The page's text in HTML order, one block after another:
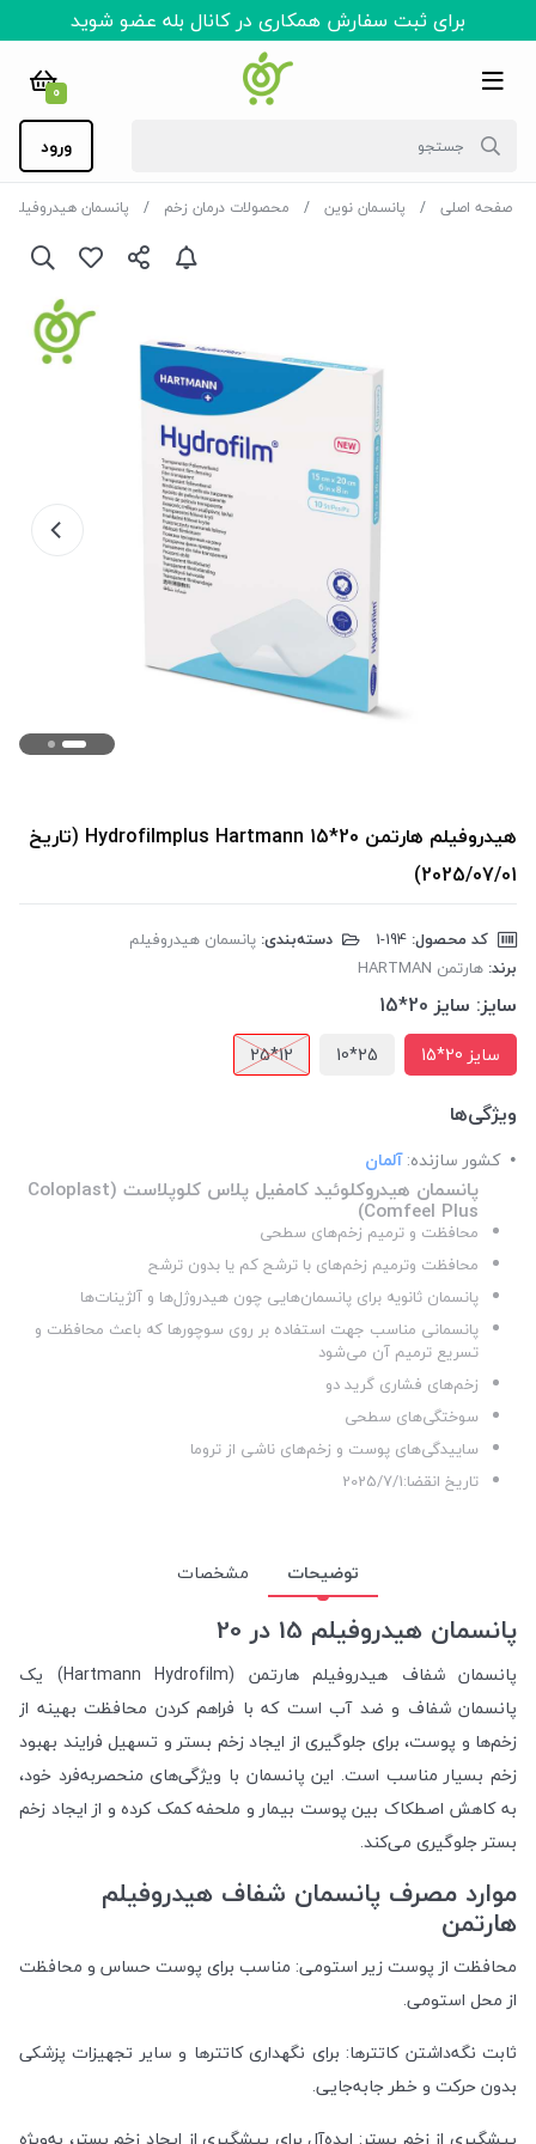
برای ثبت سفارش همکاری در کانال بله عضو شوید
0
ورود
صفحه اصلی پانسمان نوین محصولات درمان زخم پانسمان هیدروفیلم
هیدروفیلم هارتمن Hydrofilmplus Hartmann 15*20 (تاریخ
2025/07/01)
کد محصول: دسته‌بندی: پانسمان هیدروفیلم
برند: هارتمن HARTMAN
سایز: سایز 20*15
سایز 20*15 25*10
12*25
ویژگی‌ها
کشور سازنده: آلمان
پانسمان هیدروکلوئید کامفیل پلاس کلوپلاست (Coloplast
Comfeel Plus)
محافظت و ترمیم زخم‌های سطحی
محافظت وترمیم زخم‌های با ترشح کم یا بدون ترشح
پانسمان ثانویه برای پانسمان‌هایی چون هیدروژل‌ها و آلژینات‌ها
پانسمانی مناسب جهت استفاده بر روی سوچورها که باعث محافظت و
تسریع ترمیم آن می‌شود
زخم‌های فشاری گرید دو
سوختگی‌های سطحی
ساییدگی‌های پوست و زخم‌های ناشی از تروما
تاریخ انقضا:2025/7/1
توضیحات مشخصات
پانسمان هیدروفیلم 15 در 20
پانسمان شفاف هیدروفیلم هارتمن (Hartmann Hydrofilm) یک
پانسمان شفاف و ضد آب است که با فراهم کردن محافظت بهینه از
زخم‌ها و پوست، برای جلوگیری از ایجاد زخم بستر و تسهیل فرایند بهبود
زخم بسیار مناسب است. این پانسمان با ویژگی‌های منحصربه‌فرد خود،
به کاهش اصطکاک بین پوست بیمار و ملحفه کمک کرده و از ایجاد زخم
بستر جلوگیری می‌کند.
موارد مصرف پانسمان شفاف هیدروفیلم
هارتمن
محافظت از پوست زیر استومی: مناسب برای پوست حساس و محافظت
از محل استومی.
ثابت نگه‌داشتن کاتترها: برای نگهداری کاتترها و سایر تجهیزات پزشکی
بدون حرکت و خطر جابه‌جایی.